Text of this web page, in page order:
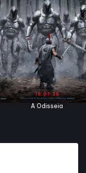
A Odisseia